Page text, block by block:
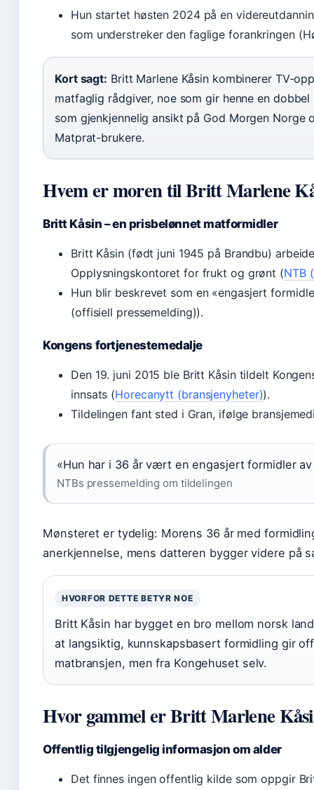
Hun startet høsten 2024 på en
som understreker den faglige forankringen
Kort sagt: Britt Marlene Kåsin kombinerer TV-
matfaglig rådgiver, noe som gir henne en
som gjenkjennelig ansikt på God Morgen
Matprat-brukere.
Hvem er moren til Britt Marlene
Britt Kåsin – en prisbelønnet matformidler
Britt Kåsin (født juni 1945 på Brandbu)
Opplysningskontoret for frukt og grønt (NTB
Hun blir beskrevet som en «engasjert
(offisiell pressemelding)).
Kongens fortjenestemedalje
Den 19. juni 2015 ble Britt Kåsin tildelt
innsats (Horecanytt (bransjenyheter)).
Tildelingen fant sted i Gran, ifølge
«Hun har i 36 år vært en engasjert formidler
NTBs pressemelding om tildelingen
Mønsteret er tydelig: Morens 36 år med
anerkjennelse, mens datteren bygger videre på
HVORFOR DETTE BETYR NOE
Britt Kåsin har bygget en bro mellom norsk
at langsiktig, kunnskapsbasert formidling gir
matbransjen, men fra Kongehuset selv.
Hvor gammel er Britt Marlene
Offentlig tilgjengelig informasjon om alder
Det finnes ingen offentlig kilde som oppgir